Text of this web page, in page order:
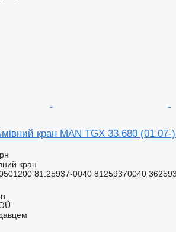
кран MAN TGX 33.680
кран
81.25937-0040 81259370040